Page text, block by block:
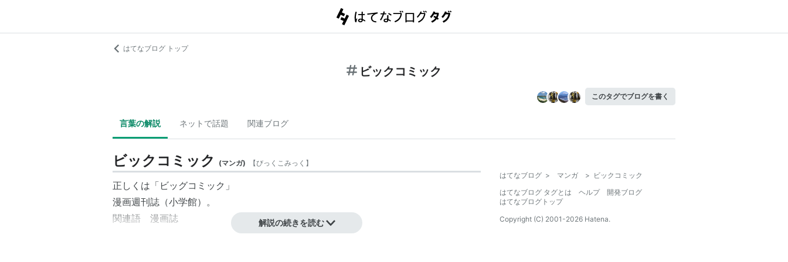
はてなブログ トップ
ビックコミック
このタグでブログを書く
言葉の解説 ネットで話題 関連ブログ
ビックコミック (マンガ) 【びっくこみっく 】
正しくは「 ビッグコミック 」
漫画週刊誌（小学館）。
関連語 漫画誌
解説の続きを読む
はてなブログ > マンガ > ビックコミック
はてなブログ タグとは
ヘルプ
開発ブログ
はてなブログトップ
Copyright (C) 2001-2026 Hatena.